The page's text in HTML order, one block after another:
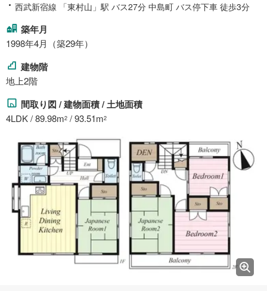
西武新宿線 「東村山」駅 バス27分 中島町 バス停下車 徒歩3分
築年月
1998年4月（築29年）
建物階
地上2階
間取り図 / 建物面積 / 土地面積
4LDK / 89.98m2 / 93.51m2